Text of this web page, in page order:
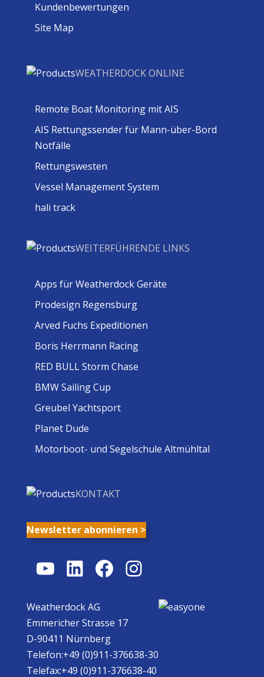
Kundenbewertungen
Site Map
WEATHERDOCK ONLINE
Remote Boat Monitoring mit AIS
AIS Rettungssender für Mann-über-Bord
Notfälle
Rettungswesten
Vessel Management System
hali track
WEITERFÜHRENDE LINKS
Apps für Weatherdock Geräte
Prodesign Regensburg
Arved Fuchs Expeditionen
Boris Herrmann Racing
RED BULL Storm Chase
BMW Sailing Cup
Greubel Yachtsport
Planet Dude
Motorboot- und Segelschule Altmühltal
KONTAKT
Newsletter abonnieren >
YouTube
LinkedIn
Facebook
Instagram
Weatherdock AG
Emmericher Strasse 17
D-90411 Nürnberg
Telefon:+49 (0)911-376638-30
Telefax:+49 (0)911-376638-40